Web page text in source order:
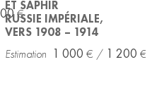
ET SAPHIR
RUSSIE IMPÉRIALE,
VERS 1908 – 1914
1 000 1 200